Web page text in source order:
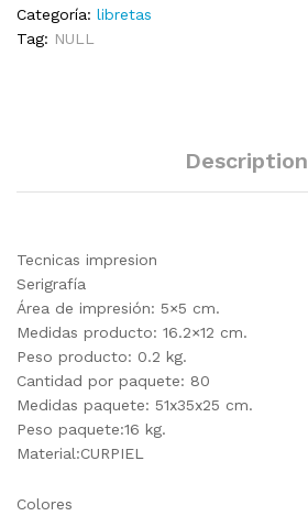
Categoría: libretas
Tag: NULL
Description
Tecnicas impresion
Serigrafía
Área de impresión: 5×5 cm.
Medidas producto: 16.2×12 cm.
Peso producto: 0.2 kg.
Cantidad por paquete: 80
Medidas paquete: 51x35x25 cm.
Peso paquete:16 kg.
Material:CURPIEL
Colores